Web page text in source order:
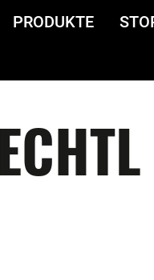
PRODUKTE